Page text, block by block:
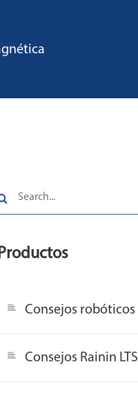
Consejos robóticos
Consejos Rainin LTS